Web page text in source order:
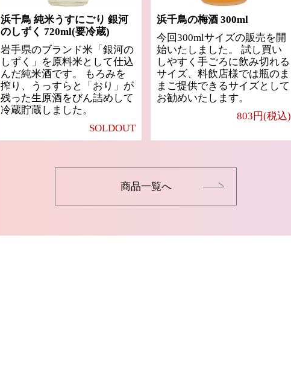
浜千鳥 純米うすにごり 銀河
のしずく 720ml(要冷蔵)
岩手県のブランド米「銀河の
しずく」を原料米として仕込
んだ純米酒です。 もろみを
搾り、うっすらと「おり」が
残った生原酒をびん詰めして
冷蔵貯蔵しました。
SOLDOUT
浜千鳥の梅酒 300ml
今回300mlサイズの販売を開
始いたしました。 試し買い
しやすく手ごろに飲み切れる
サイズ、料飲店様では瓶のま
まご提供できるサイズとして
お勧めいたします。
803円(税込)
商品一覧へ